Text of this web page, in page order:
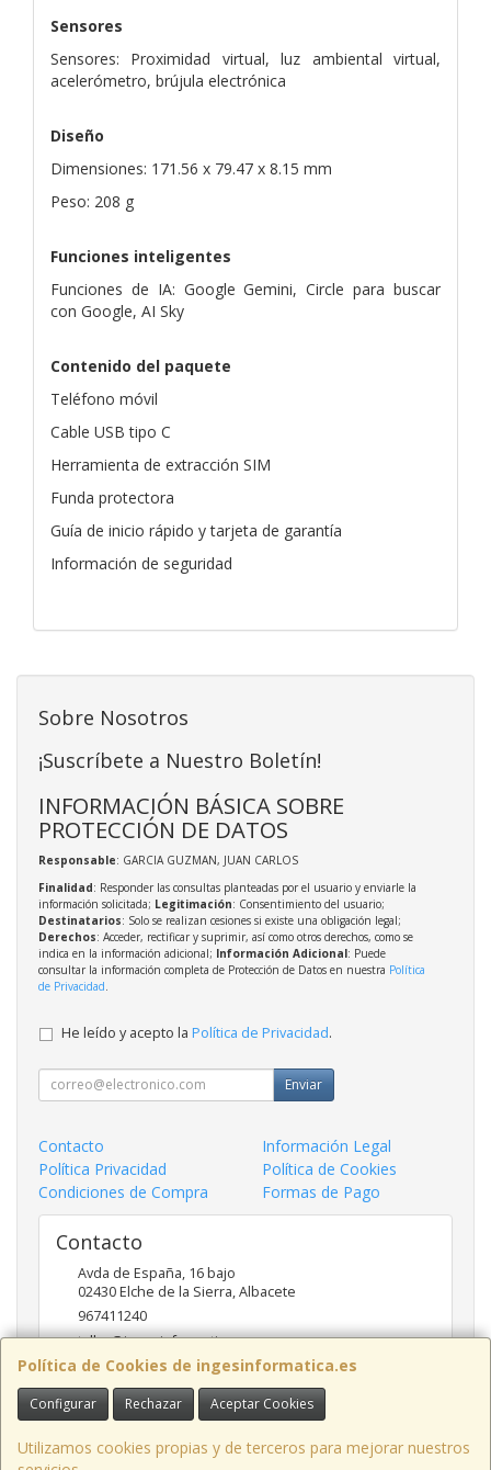
Sensores
Sensores: Proximidad virtual, luz ambiental virtual,
acelerómetro, brújula electrónica
Diseño
Dimensiones: 171.56 x 79.47 x 8.15 mm
Peso: 208 g
Funciones inteligentes
Funciones de IA: Google Gemini, Circle para buscar
con Google, AI Sky
Contenido del paquete
Teléfono móvil
Cable USB tipo C
Herramienta de extracción SIM
Funda protectora
Guía de inicio rápido y tarjeta de garantía
Información de seguridad
Política de Cookies de ingesinformatica.es
Configurar Rechazar Aceptar Cookies
Utilizamos cookies propias y de terceros para mejorar nuestros
Sobre Nosotros
¡Suscríbete a Nuestro Boletín!
INFORMACIÓN BÁSICA SOBRE
PROTECCIÓN DE DATOS
Responsable: GARCIA GUZMAN, JUAN CARLOS
Finalidad: Responder las consultas planteadas por el usuario y enviarle la
información solicitada; Legitimación: Consentimiento del usuario;
Destinatarios: Solo se realizan cesiones si existe una obligación legal;
Derechos: Acceder, rectificar y suprimir, así como otros derechos, como se
indica en la información adicional; Información Adicional: Puede
consultar la información completa de Protección de Datos en nuestra Política
de Privacidad
He leído y acepto la Política de Privacidad.
Enviar
Contacto
Información Legal
Política Privacidad
Política de Cookies
Condiciones de Compra
Formas de Pago
Contacto
Avda de España, 16 bajo
02430Elche de la Sierra,Albacete
967411240
taller@ingesinformatica.es
Horario
9 a 14 y 17 a 20